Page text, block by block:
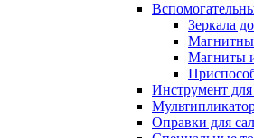
Зеркала
Магниты
Инструмент
Оправки для